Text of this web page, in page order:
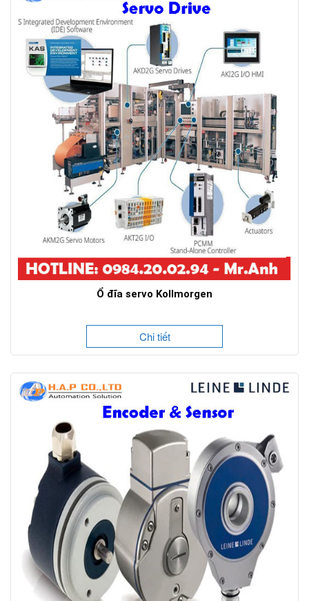
Ổ đĩa servo Kollmorgen
Chi tiết